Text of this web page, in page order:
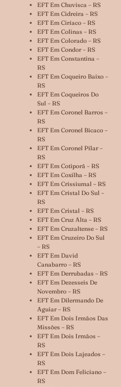
EFT Em Chuvisca – RS
EFT Em Cidreira – RS
EFT Em Ciríaco – RS
EFT Em Colinas – RS
EFT Em Colorado – RS
EFT Em Condor – RS
EFT Em Constantina –
RS
EFT Em Coqueiro Baixo –
RS
EFT Em Coqueiros Do
Sul – RS
EFT Em Coronel Barros –
RS
EFT Em Coronel Bicaco –
RS
EFT Em Coronel Pilar –
RS
EFT Em Cotiporã – RS
EFT Em Coxilha – RS
EFT Em Crissiumal – RS
EFT Em Cristal Do Sul –
RS
EFT Em Cristal – RS
EFT Em Cruz Alta – RS
EFT Em Cruzaltense – RS
EFT Em Cruzeiro Do Sul
– RS
EFT Em David
Canabarro – RS
EFT Em Derrubadas – RS
EFT Em Dezesseis De
Novembro – RS
EFT Em Dilermando De
Aguiar – RS
EFT Em Dois Irmãos Das
Missões – RS
EFT Em Dois Irmãos –
RS
EFT Em Dois Lajeados –
RS
EFT Em Dom Feliciano –
RS